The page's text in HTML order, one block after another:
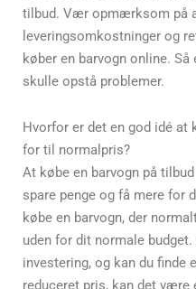
tilbud. Vær opmærksom på
leveringsomkostninger og
køber en barvogn online.
skulle opstå problemer.
Hvorfor er det en god idé at
for til normalpris?
At købe en barvogn på
spare penge og få mere for
købe en barvogn, der
uden for dit normale
investering, og kan du finde
reduceret pris, kan det